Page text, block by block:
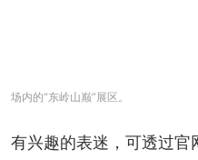
场内的“东岭山巅”展区。
有兴趣的表迷，可透过